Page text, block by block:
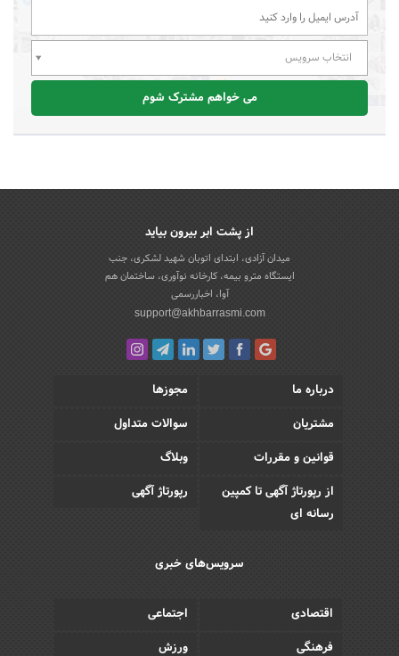
انتخاب سرویس
می خواهم مشترک شوم
از پشت ابر بیرون بیاید
میدان آزادی، ابتدای اتوبان شهید لشکری، جنب
ایستگاه مترو بیمه، کارخانه نوآوری، ساختمان هم
آوا، اخباررسمی
support@akhbarrasmi.com
درباره ما
مجوزها
مشتریان
سوالات متداول
قوانین و مقررات
وبلاگ
از رپورتاژ آگهی تا کمپین
رسانه ای
رپورتاژ آگهی
سرویس‌های خبری
اقتصادی
اجتماعی
فرهنگی
ورزش